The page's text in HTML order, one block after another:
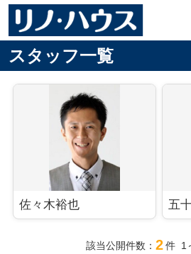
スタッフ一覧
佐々木裕也 五
該当公開件数： 2件 1